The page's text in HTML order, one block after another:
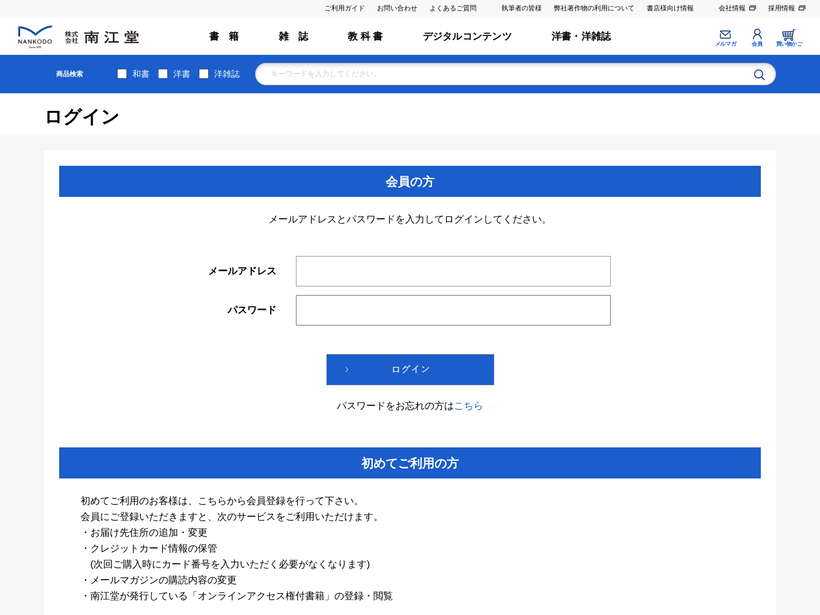
ご利用ガイド お問い合わせ よくあるご質問 執筆者の皆様 弊社著作物の利用について 書店様向け情報 会社情報 採用情報
書 籍 雑 誌 教 科 書 デジタルコンテンツ 洋書・洋雑誌
メルマガ 会員 買い物かご
商品検索 和書 洋書 洋雑誌
ログイン
会員の方
メールアドレスとパスワードを入力してログインしてください。
メールアドレス
パスワード
パスワードをお忘れの方はこちら
初めてご利用の方
初めてご利用のお客様は、こちらから会員登録を行って下さい。
会員にご登録いただきますと、次のサービスをご利用いただけます。
・お届け先住所の追加・変更
・クレジットカード情報の保管
(次回ご購入時にカード番号を入力いただく必要がなくなります)
・メールマガジンの購読内容の変更
・南江堂が発行している「オンラインアクセス権付書籍」の登録・閲覧